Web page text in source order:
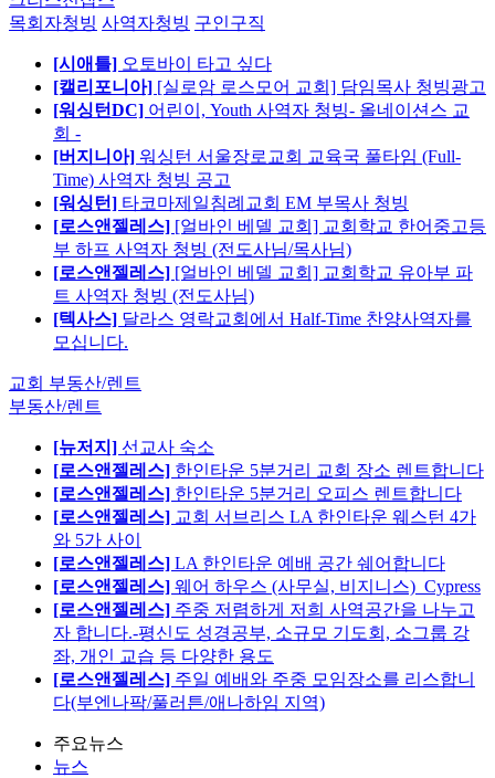
목회자청빙 사역자청빙 구인구직
[시애틀] 오토바이 타고 싶다
[캘리포니아] [실로암 로스모어 교회] 담임목사 청빙광고
[워싱턴DC] 어린이, Youth 사역자 청빙- 올네이션스 교
회 -
[버지니아] 워싱턴 서울장로교회 교육국 풀타임 (Full-
Time) 사역자 청빙 공고
[워싱턴] 타코마제일침례교회 EM 부목사 청빙
[로스앤젤레스] [얼바인 베델 교회] 교회학교 한어중고등
부 하프 사역자 청빙 (전도사님/목사님)
[로스앤젤레스] [얼바인 베델 교회] 교회학교 유아부 파
트 사역자 청빙 (전도사님)
[텍사스] 달라스 영락교회에서 Half-Time 찬양사역자를
모십니다.
교회 부동산/렌트
부동산/렌트
[뉴저지] 선교사 숙소
[로스앤젤레스] 한인타운 5분거리 교회 장소 렌트합니다
[로스앤젤레스] 한인타운 5분거리 오피스 렌트합니다
[로스앤젤레스] 교회 서브리스 LA 한인타운 웨스턴 4가
와 5가 사이
[로스앤젤레스] LA 한인타운 예배 공간 쉐어합니다
[로스앤젤레스] 웨어 하우스 (사무실, 비지니스)_Cypress
[로스앤젤레스] 주중 저렴하게 저희 사역공간을 나누고
자 합니다.-평신도 성경공부, 소규모 기도회, 소그룹 강
좌, 개인 교습 등 다양한 용도
[로스앤젤레스] 주일 예배와 주중 모임장소를 리스합니
다(부엔나팍/풀러튼/애나하임 지역)
주요뉴스
뉴스